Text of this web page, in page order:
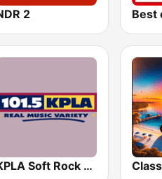
2
KPLA Soft Rock 101.5 FM